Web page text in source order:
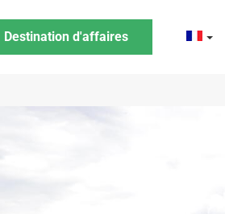
Destination d'affaires